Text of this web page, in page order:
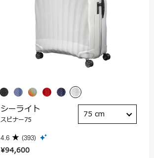
¥94,600
シーライト
スピナー75
4.6 (393)
75 cm